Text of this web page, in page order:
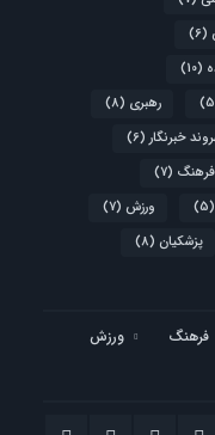
(6)
(10)
رهبری (8)
خبرنگار (6)
فرهنگ (7)
(5) ورزش (7)
پزشکیان (8)
فرهنگ
ورزش